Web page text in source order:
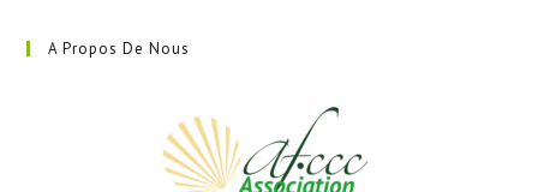
un
A Propos De Nous